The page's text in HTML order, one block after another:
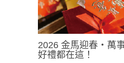
2026 金馬迎春・萬
好禮都在這！